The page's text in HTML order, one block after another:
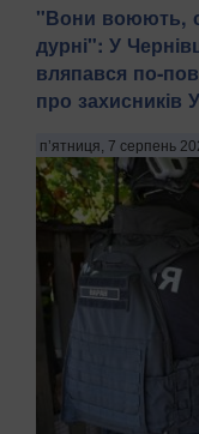
​"Вони воюють,
дурні": У
вляпався по-
про захисників
п’ятниця, 7 серпень